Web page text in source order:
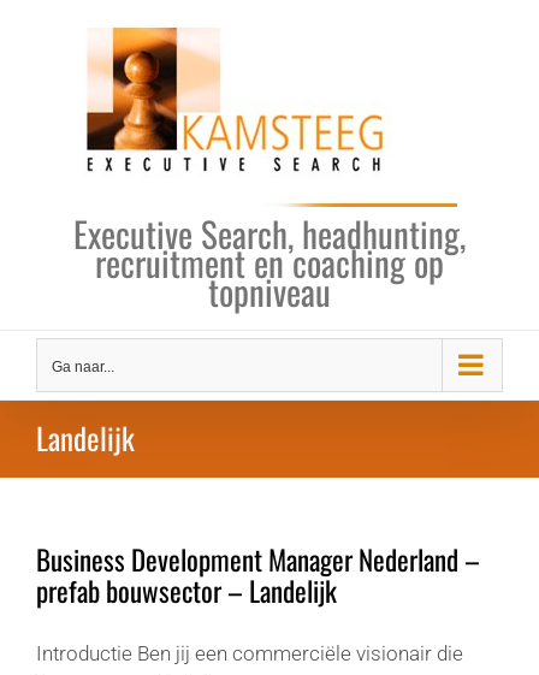
Executive Search, headhunting,
recruitment en coaching op
topniveau
Ga naar...
Landelijk
Business Development Manager Nederland –
prefab bouwsector – Landelijk
Introductie Ben jij een commerciële visionair die